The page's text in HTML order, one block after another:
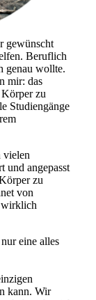
gewünscht
Beruflich
genau wollte.
mir: das
zu
Studiengänge
vielen
und angepasst
zu
von
wirklich
eine alles
kann. Wir